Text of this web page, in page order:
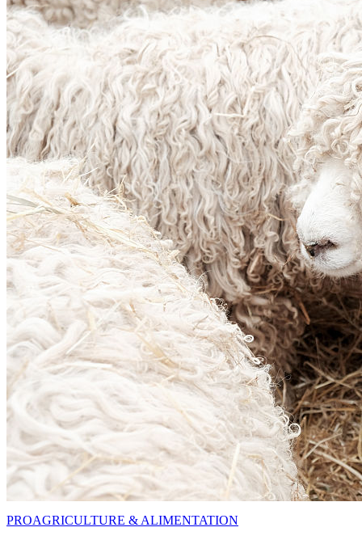
PROAGRICULTURE & ALIMENTATION